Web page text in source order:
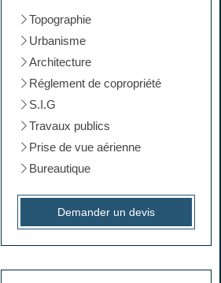
Topographie
Urbanisme
Architecture
Réglement de copropriété
S.I.G
Travaux publics
Prise de vue aérienne
Bureautique
Demander un devis